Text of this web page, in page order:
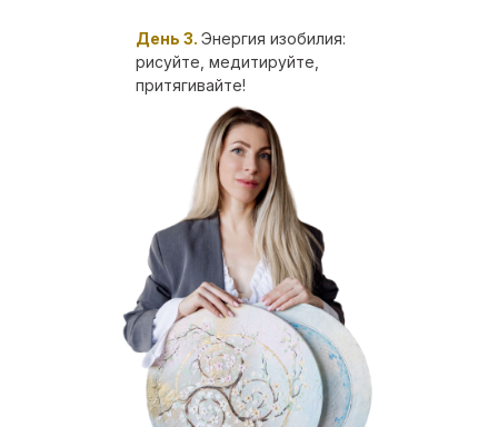
День 3. Энергия изобилия:
рисуйте, медитируйте,
притягивайте!